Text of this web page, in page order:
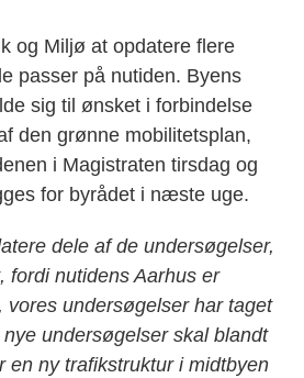
og Miljø at opdatere flere
passer på nutiden. Byens
sig til ønsket i forbindelse
den grønne mobilitetsplan,
i Magistraten tirsdag og
for byrådet i næste uge.
dele af de undersøgelser,
fordi nutidens Aarhus er
vores undersøgelser har taget
undersøgelser skal blandt
en ny trafikstruktur i midtbyen